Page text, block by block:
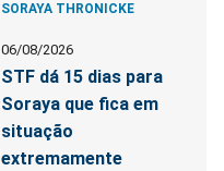
SORAYA THRONICKE
06/08/2026
STF dá 15 dias para
Soraya que fica em
situação
extremamente